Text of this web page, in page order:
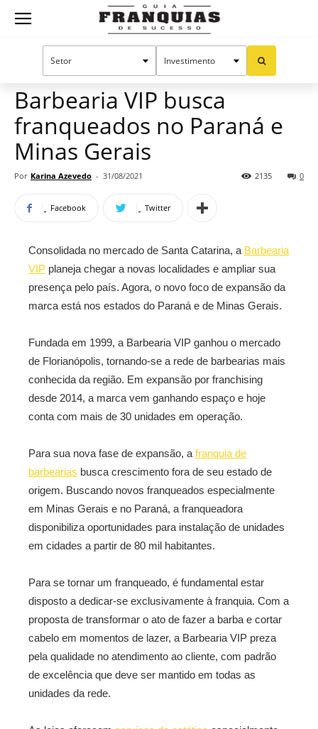
Guia
Mercado de franquias
Barbearia VIP busca
franqueados no Paraná e
Minas Gerais
Por Karina Azevedo - 31/08/2021 0
2135
Facebook Twitter
Consolidada no mercado de Santa Catarina, a Barbearia
VIP planeja chegar a novas localidades e ampliar sua
presença pelo país. Agora, o novo foco de expansão da
marca está nos estados do Paraná e de Minas Gerais.
Fundada em 1999, a Barbearia VIP ganhou o mercado
de Florianópolis, tornando-se a rede de barbearias mais
conhecida da região. Em expansão por franchising
desde 2014, a marca vem ganhando espaço e hoje
conta com mais de 30 unidades em operação.
Para sua nova fase de expansão, a franquia de
barbearias busca crescimento fora de seu estado de
origem. Buscando novos franqueados especialmente
em Minas Gerais e no Paraná, a franqueadora
disponibiliza oportunidades para instalação de unidades
em cidades a partir de 80 mil habitantes.
Para se tornar um franqueado, é fundamental estar
disposto a dedicar-se exclusivamente à franquia. Com a
proposta de transformar o ato de fazer a barba e cortar
cabelo em momentos de lazer, a Barbearia VIP preza
pela qualidade no atendimento ao cliente, com padrão
de excelência que deve ser mantido em todas as
unidades da rede.